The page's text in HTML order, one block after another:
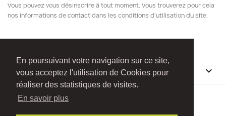
En poursuivant votre navigation sur ce site,
vous acceptez l'utilisation de Cookies pour
réaliser des statistiques de visites.
En savoir plus
Vous pouvez vous désinscrire à tout moment. Vous trouverez pour cela
nos informations de contact dans les conditions d'utilisation du site.
INFORMATIONS 
FacebookInstagram